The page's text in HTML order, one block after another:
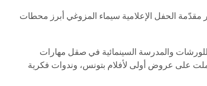
الحفل الإعلامية سيماء المزوغي أبرز محطات
للورشات والمدرسة السينمائية في صقل مهارات
كما استعرض أبرز ملامح هذه الدورة التي امتدت من 6 إلى 11 أفريل، واشتملت على عروض أولى لأفلام بتونس، وندوات فكرية